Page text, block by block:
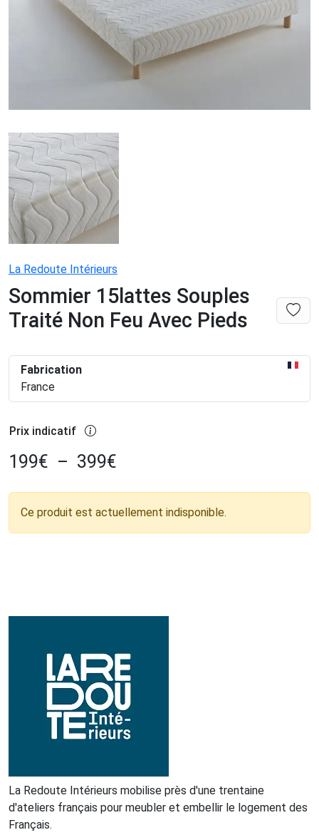
La Redoute Intérieurs
Sommier 15lattes Souples
Traité Non Feu Avec Pieds
Fabrication
France
Prix indicatif
199€ – 399€
Ce produit est actuellement indisponible.
La Redoute Intérieurs mobilise près d'une trentaine
d'ateliers français pour meubler et embellir le logement des
Français.